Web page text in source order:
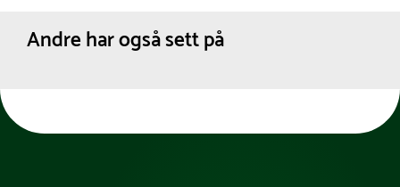
forventet leveringstid.
Andre har også sett på